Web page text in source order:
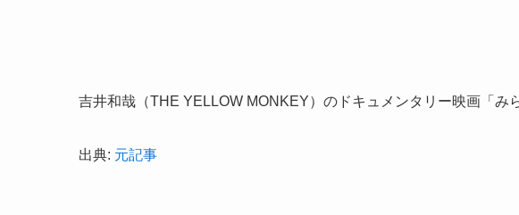
吉井和哉（THE YELLOW MONKEY）のドキュメンタリー映画「み
出典: 元記事